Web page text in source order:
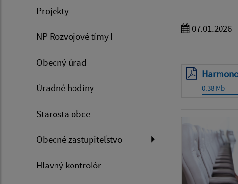
Projekty
NP Rozvojové tímy I
Obecný úrad
Úradné hodiny
Starosta obce
Obecné zastupiteľstvo
Hlavný kontrolór
07.01.2026
0.38 Mb